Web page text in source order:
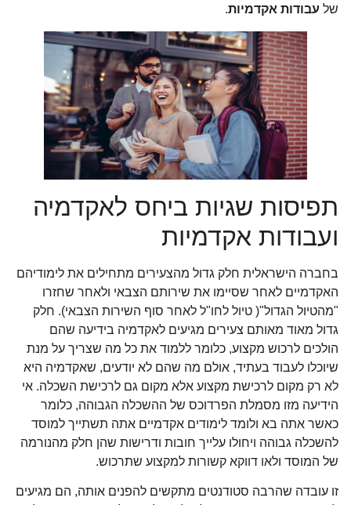
של עבודות אקדמיות.
תפיסות שגיות ביחס לאקדמיה
ועבודות אקדמיות
בחברה הישראלית חלק גדול מהצעירים מתחילים את לימודיהם
האקדמיים לאחר שסיימו את שירותם הצבאי ולאחר שחזרו
"מהטיול הגדול"( טיול לחו"ל לאחר סוף השירות הצבאי). חלק
גדול מאוד מאותם צעירים מגיעים לאקדמיה בידיעה שהם
הולכים לרכוש מקצוע, כלומר ללמוד את כל מה שצריך על מנת
שיוכלו לעבוד בעתיד, אולם מה שהם לא יודעים, שאקדמיה היא
לא רק מקום לרכישת מקצוע אלא מקום גם לרכישת השכלה. אי
הידיעה מזו מסמלת הפרדוכס של ההשכלה הגבוהה, כלומר
כאשר אתה בא ולומד לימודים אקדמיים אתה תשתייך למוסד
להשכלה גבוהה ויחולו עלייך חובות ודרישות שהן חלק מהנורמה
של המוסד ולאו דווקא קשורות למקצוע שתרכוש.
זו עובדה שהרבה סטודנטים מתקשים להפנים אותה, הם מגיעים